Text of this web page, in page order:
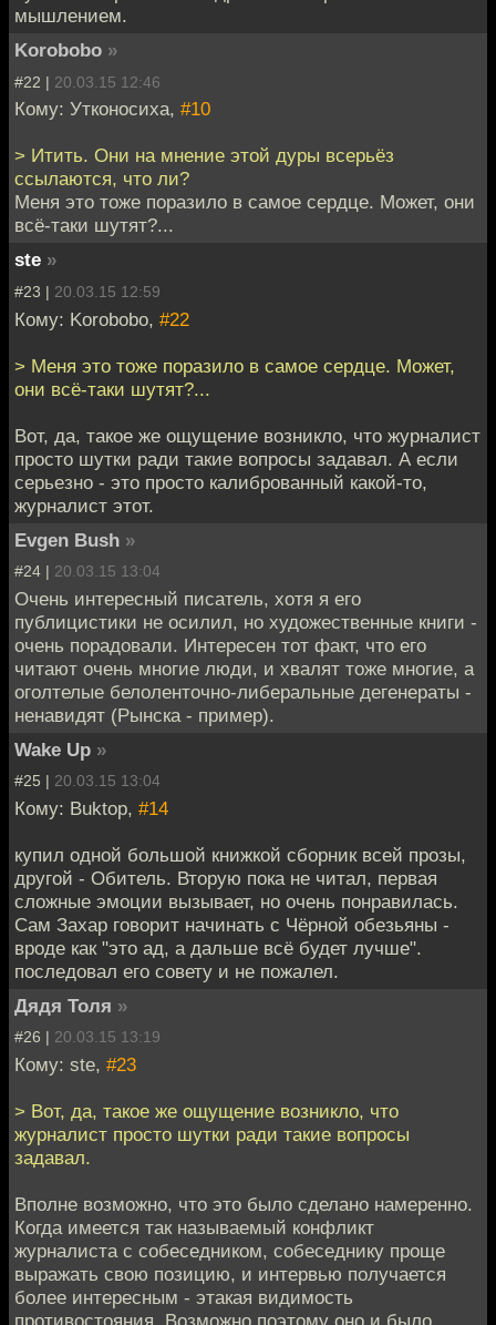
мышлением.
Korobobo »
#22 | 20.03.15 12:46
Кому: Утконосиха, #10
> Итить. Они на мнение этой дуры всерьёз
ссылаются, что ли?
Меня это тоже поразило в самое сердце. Может, они
всё-таки шутят?...
ste »
#23 | 20.03.15 12:59
Кому: Korobobo, #22
> Меня это тоже поразило в самое сердце. Может,
они всё-таки шутят?...
Вот, да, такое же ощущение возникло, что журналист
просто шутки ради такие вопросы задавал. А если
серьезно - это просто калиброванный какой-то,
журналист этот.
Evgen Bush »
#24 | 20.03.15 13:04
Очень интересный писатель, хотя я его
публицистики не осилил, но художественные книги -
очень порадовали. Интересен тот факт, что его
читают очень многие люди, и хвалят тоже многие, а
оголтелые белоленточно-либеральные дегенераты -
ненавидят (Рынска - пример).
Wake Up »
#25 | 20.03.15 13:04
Кому: Buktop, #14
купил одной большой книжкой сборник всей прозы,
другой - Обитель. Вторую пока не читал, первая
сложные эмоции вызывает, но очень понравилась.
Сам Захар говорит начинать с Чёрной обезьяны -
вроде как "это ад, а дальше всё будет лучше".
последовал его совету и не пожалел.
Дядя Толя »
#26 | 20.03.15 13:19
Кому: ste, #23
> Вот, да, такое же ощущение возникло, что
журналист просто шутки ради такие вопросы
задавал.
Вполне возможно, что это было сделано намеренно.
Когда имеется так называемый конфликт
журналиста с собеседником, собеседнику проще
выражать свою позицию, и интервью получается
более интересным - этакая видимость
противостояния. Возможно поэтому оно и было